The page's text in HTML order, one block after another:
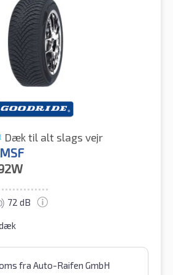
Dæk til alt slags vejr
72 dB
fra Auto-Raifen GmbH